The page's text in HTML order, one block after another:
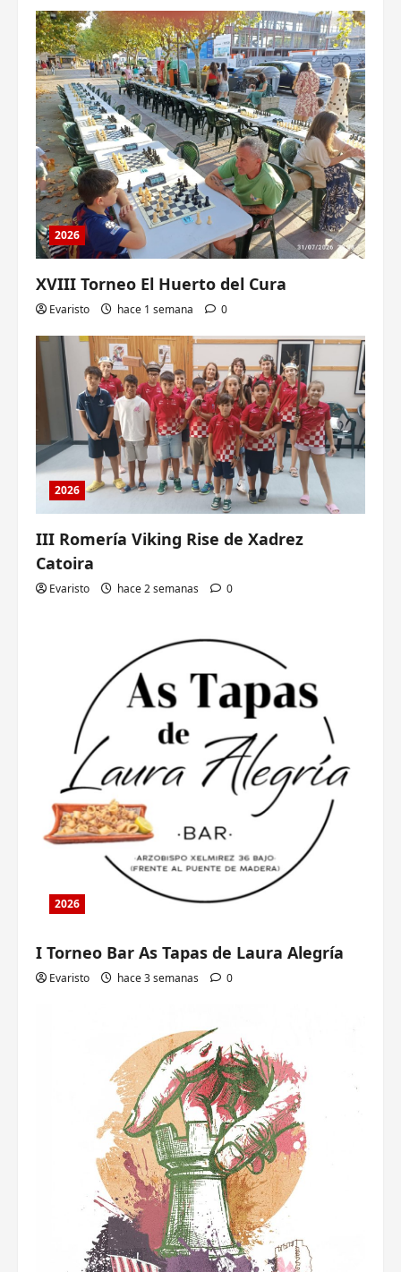
2026
XVIII Torneo El Huerto del Cura
Evaristo hace 1 semana 0
2026
III Romería Viking Rise de Xadrez
Catoira
Evaristo hace 2 semanas 0
2026
I Torneo Bar As Tapas de Laura Alegría
Evaristo hace 3 semanas 0